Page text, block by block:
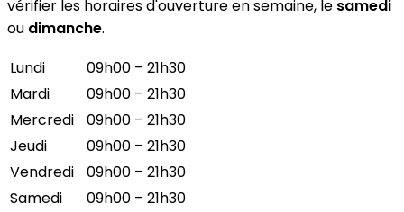
vérifier les horaires d'ouverture en semaine, le samedi
ou dimanche.
Lundi
09h00 – 21h30
Mardi
09h00 – 21h30
Mercredi
09h00 – 21h30
Jeudi
09h00 – 21h30
Vendredi
09h00 – 21h30
Samedi
09h00 – 21h30